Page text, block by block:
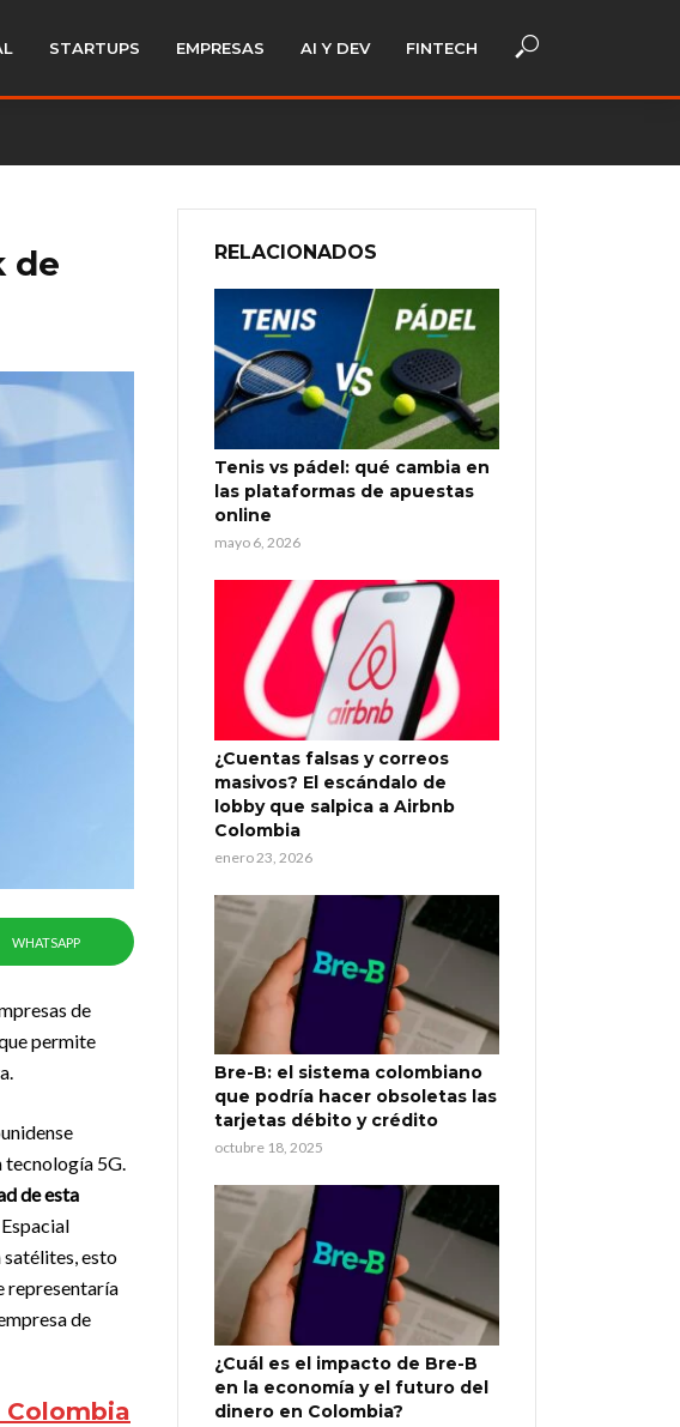
STARTUPS EMPRESAS AI Y DEV FINTECH
de
WHATSAPP
de
permite
tecnología 5G.
de esta
satélites, esto
representaría
de
Colombia
RELACIONADOS
Tenis vs pádel: qué cambia en
las plataformas de apuestas
online
mayo 6, 2026
¿Cuentas falsas y correos
masivos? El escándalo de
lobby que salpica a Airbnb
Colombia
enero 23, 2026
Bre-B: el sistema colombiano
que podría hacer obsoletas las
tarjetas débito y crédito
octubre 18, 2025
¿Cuál es el impacto de Bre-B
en la economía y el futuro del
dinero en Colombia?